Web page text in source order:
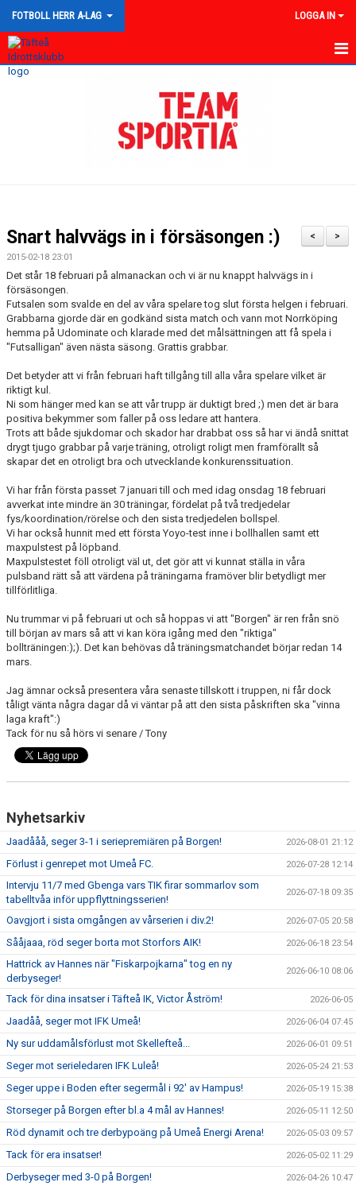
FOTBOLL HERR A-LAG LOGGA IN
HEM
BILDGALLERI
DOKUMENT
KONTAKT
MATCHER
DIV 2 NORRLAND HÖST UPPFLYTTNING 2026
>
<
Snart halvvägs in i försäsongen :)
2015-02-18 23:01
Det står 18 februari på almanackan och vi är nu knappt halvvägs in i
försäsongen.
Futsalen som svalde en del av våra spelare tog slut första helgen i februari.
Grabbarna gjorde där en godkänd sista match och vann mot Norrköping
hemma på Udominate och klarade med det målsättningen att få spela i
"Futsalligan" även nästa säsong. Grattis grabbar.
Det betyder att vi från februari haft tillgång till alla våra spelare vilket är
riktigt kul.
Ni som hänger med kan se att vår trupp är duktigt bred ;) men det är bara
positiva bekymmer som faller på oss ledare att hantera.
Trots att både sjukdomar och skador har drabbat oss så har vi ändå snittat
drygt tjugo grabbar på varje träning, otroligt roligt men framförallt så
skapar det en otroligt bra och utvecklande konkurenssituation.
Vi har från första passet 7 januari till och med idag onsdag 18 februari
avverkat inte mindre än 30 träningar, fördelat på två tredjedelar
fys/koordination/rörelse och den sista tredjedelen bollspel.
Vi har också hunnit med ett första Yoyo-test inne i bollhallen samt ett
maxpulstest på löpband.
Maxpulstestet föll otroligt väl ut, det gör att vi kunnat ställa in våra
pulsband rätt så att värdena på träningarna framöver blir betydligt mer
tillförlitliga.
Nu trummar vi på februari ut och så hoppas vi att "Borgen" är ren från snö
till början av mars så att vi kan köra igång med den "riktiga"
bollträningen:);). Det kan behövas då träningsmatchandet börjar redan 14
mars.
Jag ämnar också presentera våra senaste tillskott i truppen, ni får dock
tåligt vänta några dagar då vi väntar på att den sista påskriften ska "vinna
laga kraft":)
Tack för nu så hörs vi senare / Tony
Nyhetsarkiv
Jaadååå, seger 3-1 i seriepremiären på Borgen! 2026-08-01 21:12
Förlust i genrepet mot Umeå FC. 2026-07-28 12:14
Intervju 11/7 med Gbenga vars TIK firar sommarlov som
tabelltvåa inför uppflyttningsserien!
2026-07-18 09:35
Oavgjort i sista omgången av vårserien i div.2! 2026-07-05 20:58
Sååjaaa, röd seger borta mot Storfors AIK! 2026-06-18 23:54
Hattrick av Hannes när "Fiskarpojkarna" tog en ny
derbyseger!
2026-06-10 08:06
Tack för dina insatser i Täfteå IK, Victor Åström! 2026-06-05
Jaadåå, seger mot IFK Umeå! 2026-06-04 07:45
Ny sur uddamålsförlust mot Skellefteå... 2026-06-01 09:51
Seger mot serieledaren IFK Luleå! 2026-05-24 21:53
Seger uppe i Boden efter segermål i 92' av Hampus! 2026-05-19 15:38
Storseger på Borgen efter bl.a 4 mål av Hannes! 2026-05-11 12:50
Röd dynamit och tre derbypoäng på Umeå Energi Arena! 2026-05-03 09:57
Tack för era insatser! 2026-05-02 11:29
Derbyseger med 3-0 på Borgen! 2026-04-26 10:47